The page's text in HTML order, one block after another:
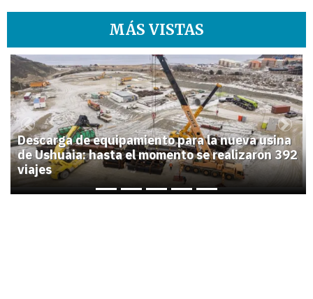
MÁS VISTAS
1
Descarga de equipamiento para la nueva usina
de Ushuaia: hasta el momento se realizaron 392
viajes
Previous Next